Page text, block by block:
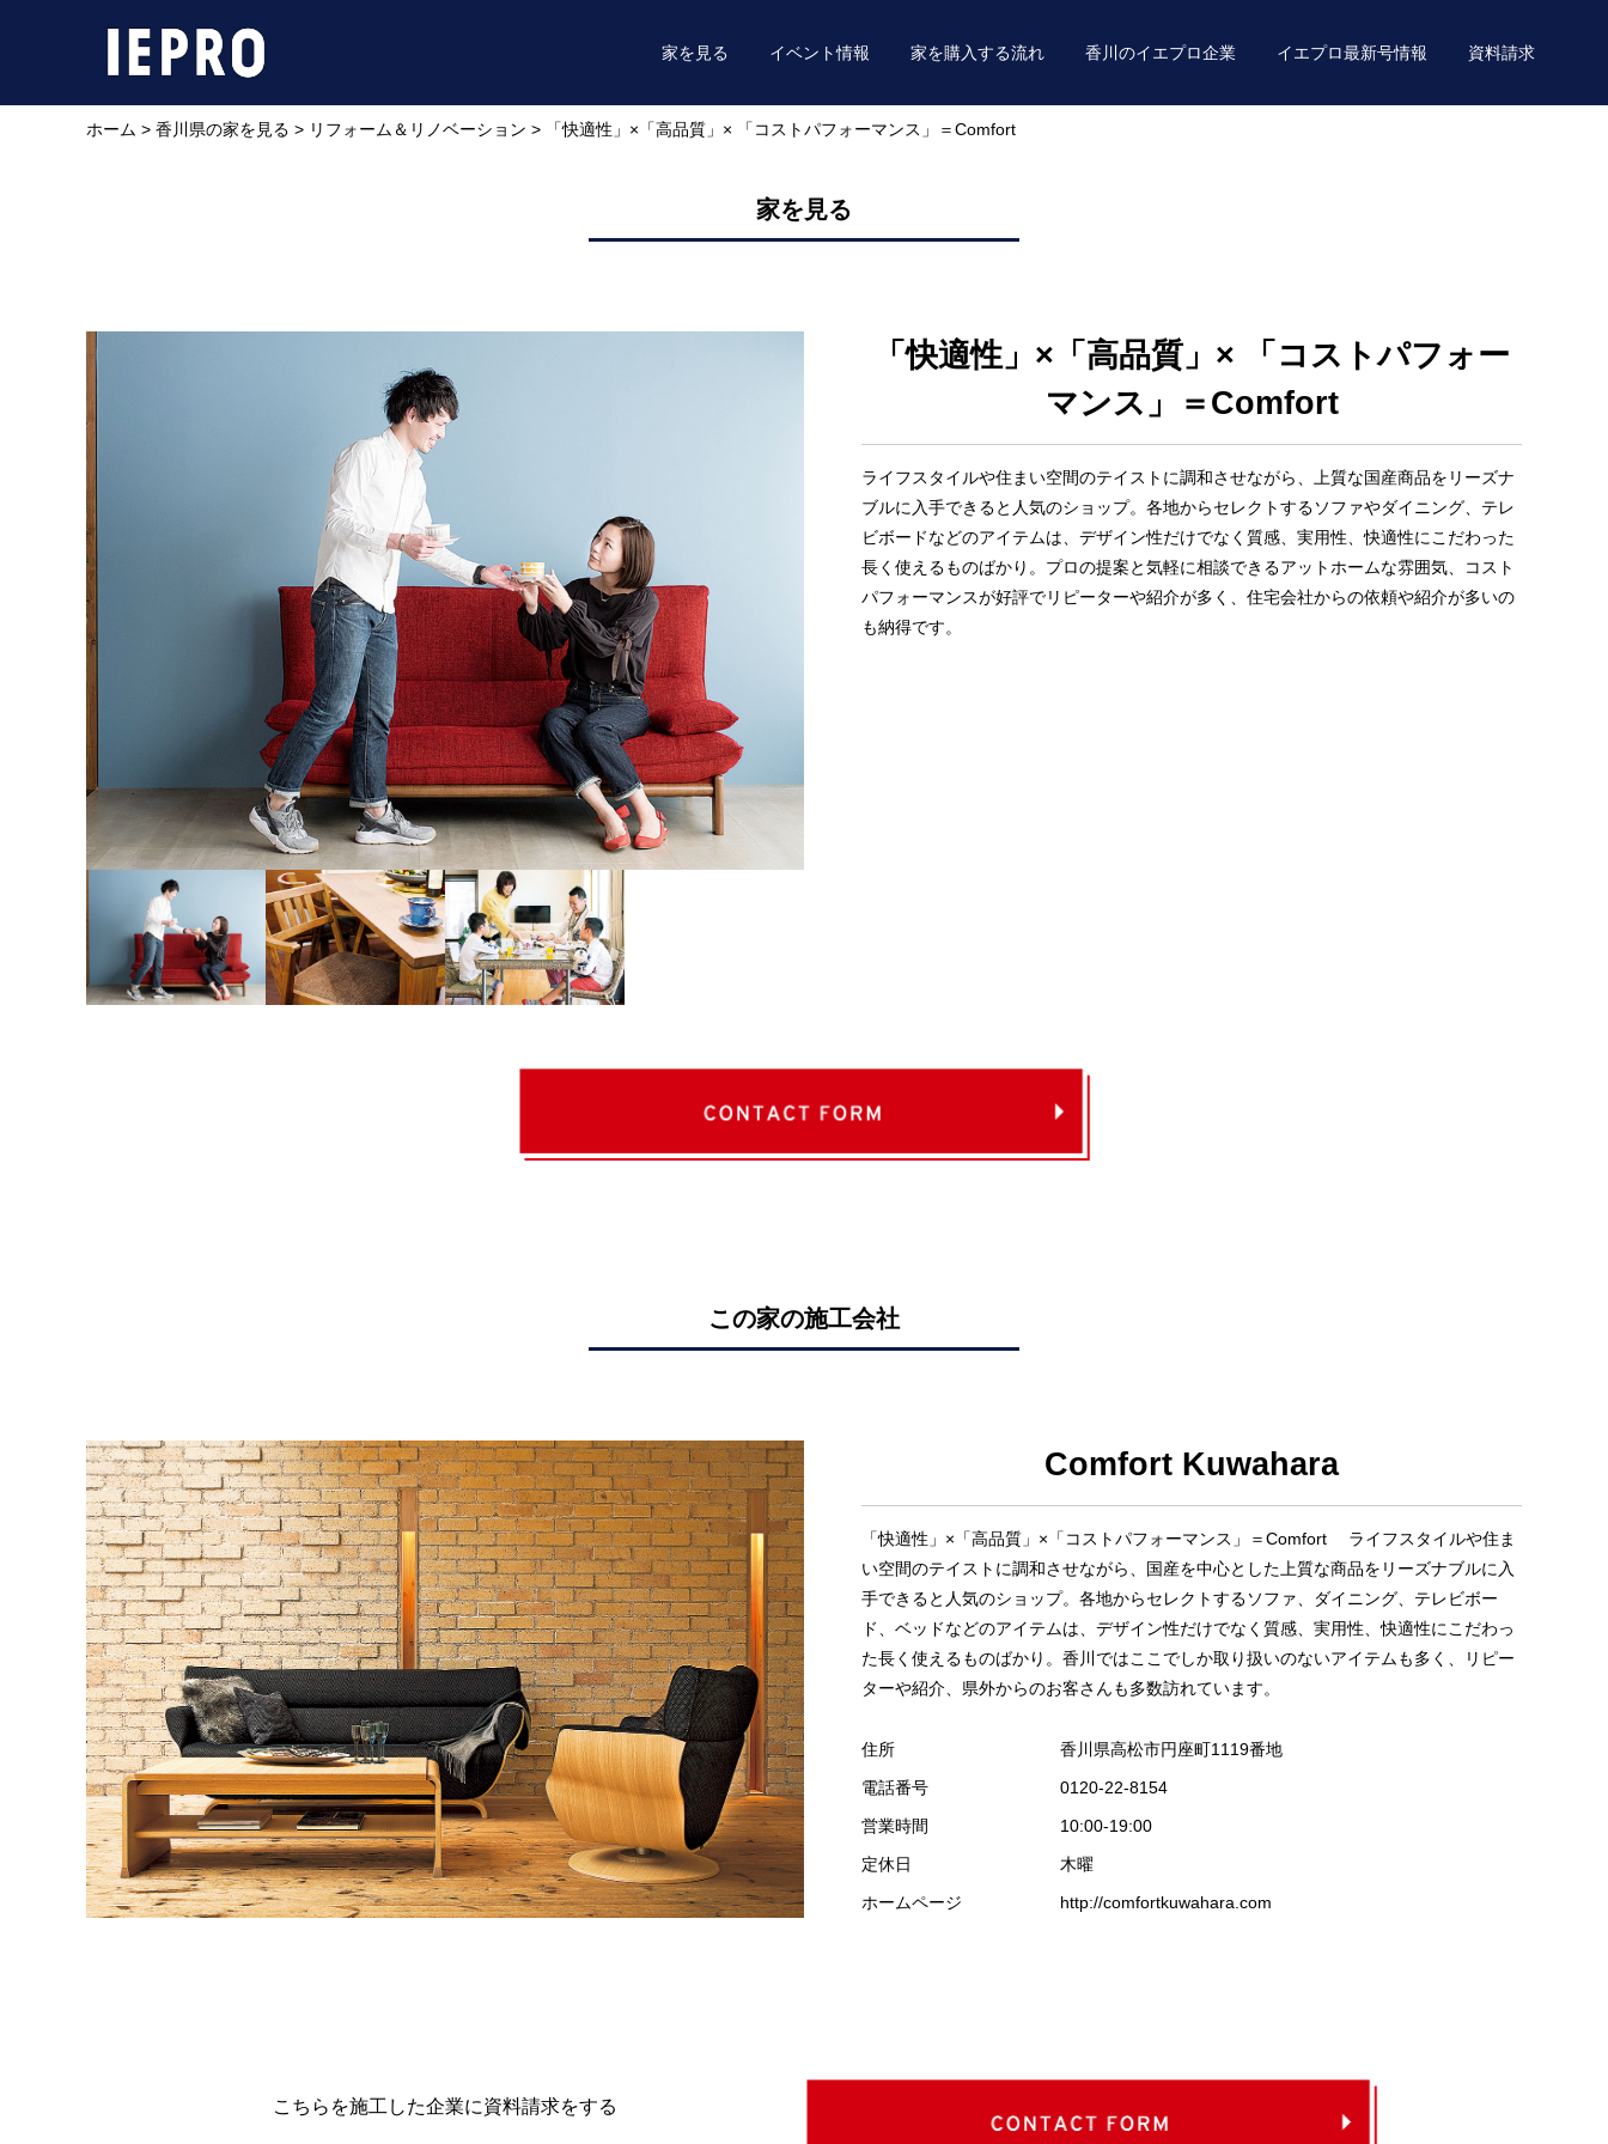
家を見る イベント情報 家を購入する流れ 香川のイエプロ企業 イエプロ最新号情報 資料請求
ホーム > 香川県の家を見る > リフォーム＆リノベーション > 「快適性」×「高品質」× 「コストパフォーマンス」＝Comfort
家を見る
「快適性」×「高品質」× 「コストパフォー
マンス」＝Comfort
ライフスタイルや住まい空間のテイストに調和させながら、上質な国産商品をリーズナ
ブルに入手できると人気のショップ。各地からセレクトするソファやダイニング、テレ
ビボードなどのアイテムは、デザイン性だけでなく質感、実用性、快適性にこだわった
長く使えるものばかり。プロの提案と気軽に相談できるアットホームな雰囲気、コスト
パフォーマンスが好評でリピーターや紹介が多く、住宅会社からの依頼や紹介が多いの
も納得です。
この家の施工会社
Comfort Kuwahara
「快適性」×「高品質」×「コストパフォーマンス」＝Comfort ライフスタイルや住ま
い空間のテイストに調和させながら、国産を中心とした上質な商品をリーズナブルに入
手できると人気のショップ。各地からセレクトするソファ、ダイニング、テレビボー
ド、ベッドなどのアイテムは、デザイン性だけでなく質感、実用性、快適性にこだわっ
た長く使えるものばかり。香川ではここでしか取り扱いのないアイテムも多く、リピー
ターや紹介、県外からのお客さんも多数訪れています。
住所
香川県高松市円座町1119番地
電話番号
0120-22-8154
営業時間
10:00-19:00
定休日
木曜
ホームページ
http://comfortkuwahara.com
こちらを施工した企業に資料請求をする